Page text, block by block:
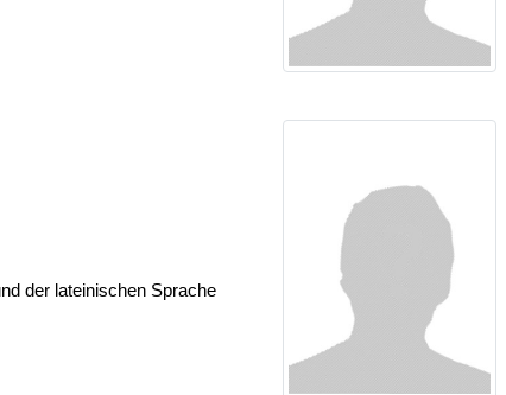
der lateinischen Sprache